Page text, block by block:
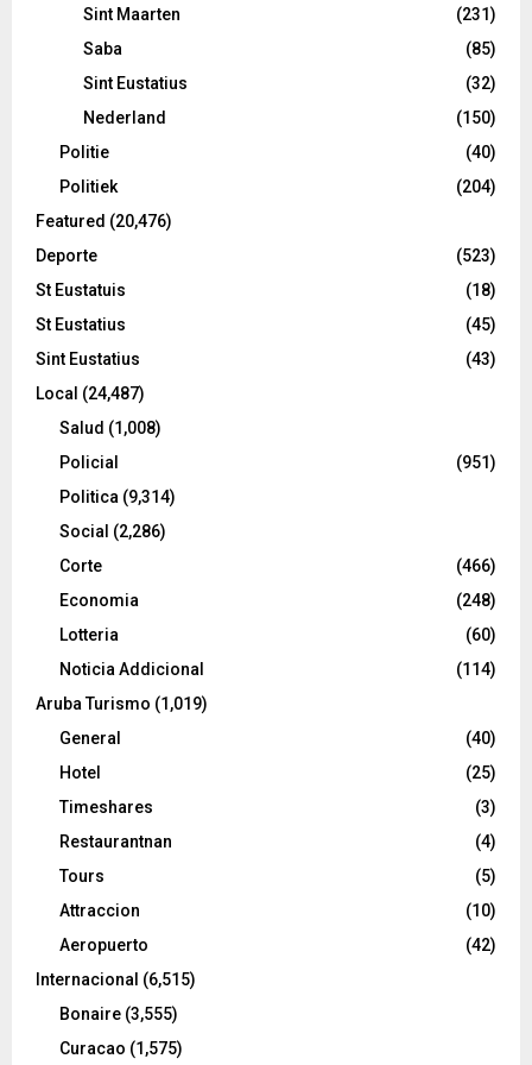
Sint Maarten
(231)
Saba
(85)
Sint Eustatius
(32)
Nederland
(150)
Politie
(40)
Politiek
(204)
Featured (20,476)
Deporte
(523)
St Eustatuis
(18)
St Eustatius
(45)
Sint Eustatius
(43)
Local (24,487)
Salud (1,008)
Policial
(951)
Politica (9,314)
Social (2,286)
Corte
(466)
Economia
(248)
Lotteria
(60)
Noticia Addicional
(114)
Aruba Turismo (1,019)
General
(40)
Hotel
(25)
Timeshares
(3)
Restaurantnan
(4)
Tours
(5)
Attraccion
(10)
Aeropuerto
(42)
Internacional (6,515)
Bonaire (3,555)
Curacao (1,575)